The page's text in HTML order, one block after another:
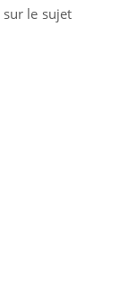
sur le sujet